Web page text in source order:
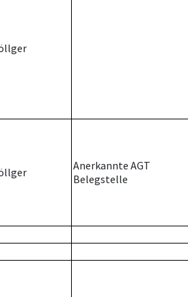
Anerkannte AGT
Belegstelle